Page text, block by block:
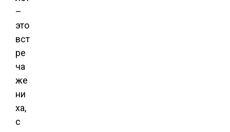
–
это
вст
ре
ча
же
ни
ха,
с